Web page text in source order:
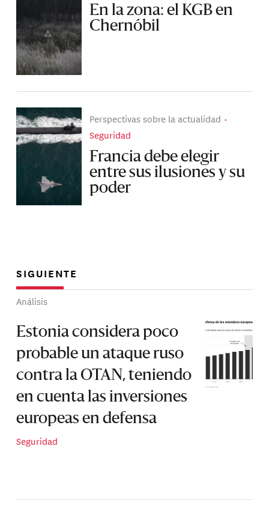
En la zona: el KGB en
Chernóbil
Perspectivas sobre la actualidad
Seguridad
Francia debe elegir
entre sus ilusiones y su
poder
SIGUIENTE
Análisis
Estonia considera poco
probable un ataque ruso
contra la OTAN, teniendo
en cuenta las inversiones
europeas en defensa
Seguridad